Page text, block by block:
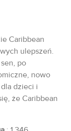
Caribbean
ulepszeń.
po
nowo
dzieci i
że Caribbean